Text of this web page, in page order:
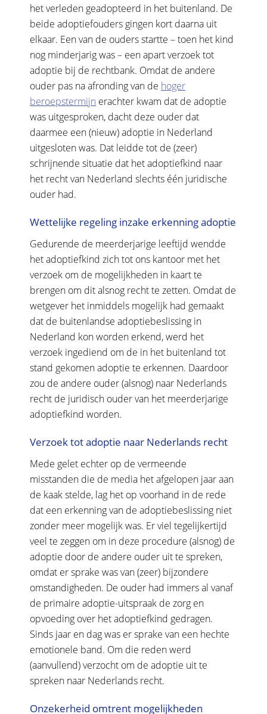
het verleden geadopteerd in het buitenland. De
beide adoptiefouders gingen kort daarna uit
elkaar. Een van de ouders startte – toen het kind
nog minderjarig was – een apart verzoek tot
adoptie bij de rechtbank. Omdat de andere
ouder pas na afronding van de hoger
beroepstermijn erachter kwam dat de adoptie
was uitgesproken, dacht deze ouder dat
daarmee een (nieuw) adoptie in Nederland
uitgesloten was. Dat leidde tot de (zeer)
schrijnende situatie dat het adoptiefkind naar
het recht van Nederland slechts één juridische
ouder had.
Wettelijke regeling inzake erkenning adoptie
Gedurende de meerderjarige leeftijd wendde
het adoptiefkind zich tot ons kantoor met het
verzoek om de mogelijkheden in kaart te
brengen om dit alsnog recht te zetten. Omdat de
wetgever het inmiddels mogelijk had gemaakt
dat de buitenlandse adoptiebeslissing in
Nederland kon worden erkend, werd het
verzoek ingediend om de in het buitenland tot
stand gekomen adoptie te erkennen. Daardoor
zou de andere ouder (alsnog) naar Nederlands
recht de juridisch ouder van het meerderjarige
adoptiefkind worden.
Verzoek tot adoptie naar Nederlands recht
Mede gelet echter op de vermeende
misstanden die de media het afgelopen jaar aan
de kaak stelde, lag het op voorhand in de rede
dat een erkenning van de adoptiebeslissing niet
zonder meer mogelijk was. Er viel tegelijkertijd
veel te zeggen om in deze procedure (alsnog) de
adoptie door de andere ouder uit te spreken,
omdat er sprake was van (zeer) bijzondere
omstandigheden. De ouder had immers al vanaf
de primaire adoptie-uitspraak de zorg en
opvoeding over het adoptiefkind gedragen.
Sinds jaar en dag was er sprake van een hechte
emotionele band. Om die reden werd
(aanvullend) verzocht om de adoptie uit te
spreken naar Nederlands recht.
Onzekerheid omtrent mogelijkheden